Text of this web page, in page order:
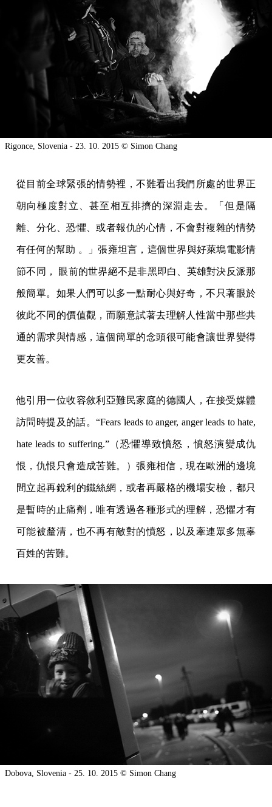
Rigonce, Slovenia - 23. 10. 2015 © Simon Chang
從目前全球緊張的情勢裡，不難看出我們所處的世界正
朝向極度對立、甚至相互排擠的深淵走去。「但是隔
離、分化、恐懼、或者報仇的心情，不會對複雜的情勢
有任何的幫助 。」張雍坦言，這個世界與好萊塢電影情
節不同， 眼前的世界絕不是非黑即白、英雄對決反派那
般簡單。如果人們可以多一點耐心與好奇，不只著眼於
彼此不同的價值觀，而願意試著去理解人性當中那些共
通的需求與情感，這個簡單的念頭很可能會讓世界變得
更友善。
他引用一位收容敘利亞難民家庭的德國人，在接受媒體
訪問時提及的話。“Fears leads to anger, anger leads to hate,
hate leads to suffering.”（恐懼導致憤怒，憤怒演變成仇
恨，仇恨只會造成苦難。）張雍相信，現在歐洲的邊境
間立起再銳利的鐵絲網，或者再嚴格的機場安檢，都只
是暫時的止痛劑，唯有透過各種形式的理解，恐懼才有
可能被釐清，也不再有敵對的憤怒，以及牽連眾多無辜
百姓的苦難。
Dobova, Slovenia - 25. 10. 2015 © Simon Chang